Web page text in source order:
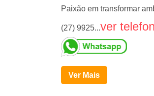
Paixão em transformar
(27) 9925...ver
Ver Mais